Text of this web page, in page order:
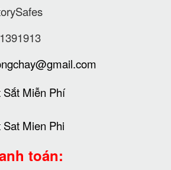
toán: